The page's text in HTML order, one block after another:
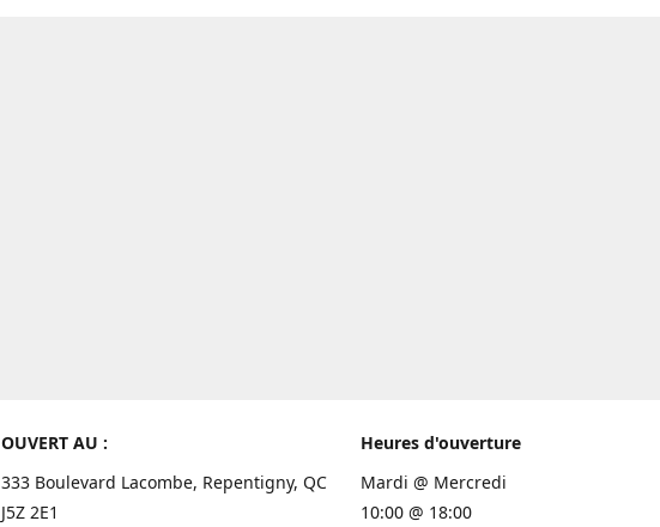
OUVERT AU :
333 Boulevard Lacombe, Repentigny, QC
J5Z 2E1
Heures d'ouverture
Mardi @ Mercredi
10:00 @ 18:00